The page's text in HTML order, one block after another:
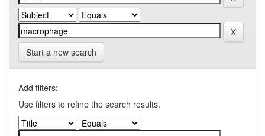
Start a new search
Add filters:
Use filters to refine the search results.